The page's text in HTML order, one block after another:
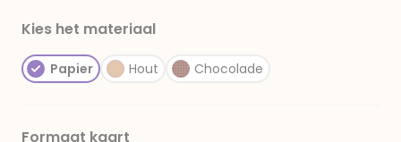
Kies het materiaal
Papier Hout Chocolade
Formaat kaart